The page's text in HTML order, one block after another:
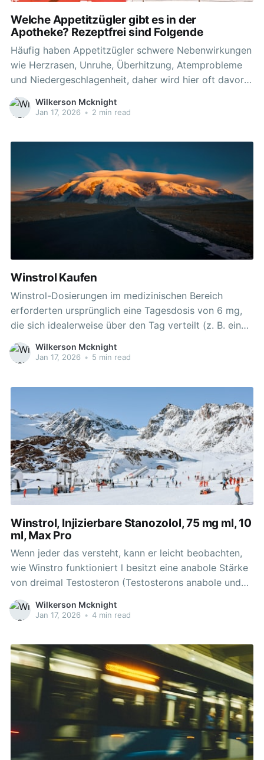
Welche Appetitzügler gibt es in der
Apotheke? Rezeptfrei sind Folgende
Häufig haben Appetitzügler schwere Nebenwirkungen
wie Herzrasen, Unruhe, Überhitzung, Atemprobleme
und Niedergeschlagenheit, daher wird hier oft davor
gewarnt. Gerade bei einer Adipositas-Erkrankung wird
gerne auf rezeptpflichtige Appetitzügler
ist ein Besuch beim Arzt nötig. Dabei gibt es
rezeptpflichtige und nicht rezeptpflichtige Produkte.
Werden Appetithemmer auf pflanzlicher Basis
Wilkerson Mcknight
Jan 17, 2026 • 2 min read
Winstrol Kaufen
Winstrol-Dosierungen im medizinischen Bereich
erforderten ursprünglich eine Tagesdosis von 6 mg,
die sich idealerweise über den Tag verteilt (z. B. eine
3-mal täglich verabreichte 2-mg-Tablette). Es wird
daher empfohlen, Winstrol, insbesondere die orale
Wilkerson Mcknight
Jan 17, 2026 • 5 min read
Winstrol, Injizierbare Stanozolol, 75 mg ml, 10
ml, Max Pro
Wenn jeder das versteht, kann er leicht beobachten,
wie Winstro funktioniert l besitzt eine anabole Stärke
von dreimal Testosteron (Testosterons anabole und
androgene Bewertungen sind beide 100). Da Winstrol
bereits eine modifizierte Form von DHT ist, kann dies
aufgrund seiner strukturellen Modifikationen eine
längere Halbwertszeit
Wilkerson Mcknight
Jan 17, 2026 • 4 min read